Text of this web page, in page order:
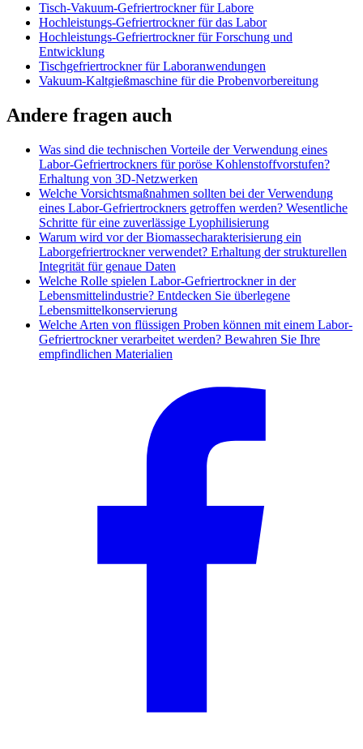
Tisch-Vakuum-Gefriertrockner für Labore
Hochleistungs-Gefriertrockner für das Labor
Hochleistungs-Gefriertrockner für Forschung und
Entwicklung
Tischgefriertrockner für Laboranwendungen
Vakuum-Kaltgießmaschine für die Probenvorbereitung
Andere fragen auch
Was sind die technischen Vorteile der Verwendung eines
Labor-Gefriertrockners für poröse Kohlenstoffvorstufen?
Erhaltung von 3D-Netzwerken
Welche Vorsichtsmaßnahmen sollten bei der Verwendung
eines Labor-Gefriertrockners getroffen werden? Wesentliche
Schritte für eine zuverlässige Lyophilisierung
Warum wird vor der Biomassecharakterisierung ein
Laborgefriertrockner verwendet? Erhaltung der strukturellen
Integrität für genaue Daten
Welche Rolle spielen Labor-Gefriertrockner in der
Lebensmittelindustrie? Entdecken Sie überlegene
Lebensmittelkonservierung
Welche Arten von flüssigen Proben können mit einem Labor-
Gefriertrockner verarbeitet werden? Bewahren Sie Ihre
empfindlichen Materialien